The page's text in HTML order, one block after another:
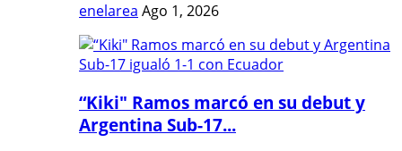
enelarea Ago 1, 2026
“Kiki" Ramos marcó en su debut y
Argentina Sub-17...